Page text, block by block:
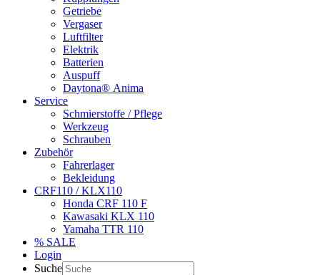
Getriebe
Vergaser
Luftfilter
Elektrik
Batterien
Auspuff
Daytona® Anima
Service
Schmierstoffe / Pflege
Werkzeug
Schrauben
Zubehör
Fahrerlager
Bekleidung
CRF110 / KLX110
Honda CRF 110 F
Kawasaki KLX 110
Yamaha TTR 110
% SALE
Login
Suche